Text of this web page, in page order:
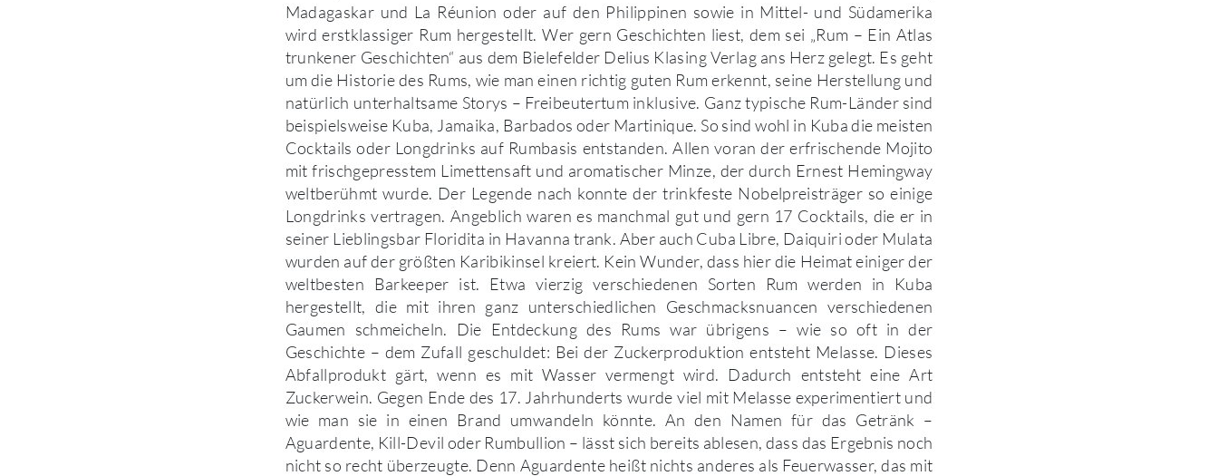
Madagaskar und La Réunion oder auf den Philippinen sowie in Mittel- und Südamerika
wird erstklassiger Rum hergestellt. Wer gern Geschichten liest, dem sei „Rum – Ein Atlas
trunkener Geschichten“ aus dem Bielefelder Delius Klasing Verlag ans Herz gelegt. Es geht
um die Historie des Rums, wie man einen richtig guten Rum erkennt, seine Herstellung und
natürlich unterhaltsame Storys – Freibeutertum inklusive. Ganz typische Rum-Länder sind
beispielsweise Kuba, Jamaika, Barbados oder Martinique. So sind wohl in Kuba die meisten
Cocktails oder Longdrinks auf Rumbasis entstanden. Allen voran der erfrischende Mojito
mit frischgepresstem Limettensaft und aromatischer Minze, der durch Ernest Hemingway
weltberühmt wurde. Der Legende nach konnte der trinkfeste Nobelpreisträger so einige
Longdrinks vertragen. Angeblich waren es manchmal gut und gern 17 Cocktails, die er in
seiner Lieblingsbar Floridita in Havanna trank. Aber auch Cuba Libre, Daiquiri oder Mulata
wurden auf der größten Karibikinsel kreiert. Kein Wunder, dass hier die Heimat einiger der
weltbesten Barkeeper ist. Etwa vierzig verschiedenen Sorten Rum werden in Kuba
hergestellt, die mit ihren ganz unterschiedlichen Geschmacksnuancen verschiedenen
Gaumen schmeicheln. Die Entdeckung des Rums war übrigens – wie so oft in der
Geschichte – dem Zufall geschuldet: Bei der Zuckerproduktion entsteht Melasse. Dieses
Abfallprodukt gärt, wenn es mit Wasser vermengt wird. Dadurch entsteht eine Art
Zuckerwein. Gegen Ende des 17. Jahrhunderts wurde viel mit Melasse experimentiert und
wie man sie in einen Brand umwandeln könnte. An den Namen für das Getränk –
Aguardente, Kill-Devil oder Rumbullion – lässt sich bereits ablesen, dass das Ergebnis noch
nicht so recht überzeugte. Denn Aguardente heißt nichts anderes als Feuerwasser, das mit